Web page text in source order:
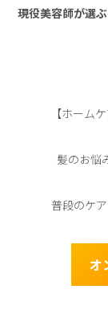
現役美容師が選
【ホーム
髪のお悩
普段のケ
オ